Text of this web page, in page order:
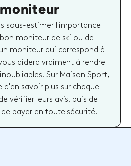
moniteur
sous-estimer l'importance
moniteur de ski ou de
moniteur qui correspond à
aidera vraiment à rendre
Sur Maison Sport,
d'en savoir plus sur chaque
vérifier leurs avis, puis de
de payer en toute sécurité.